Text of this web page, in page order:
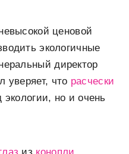
ценовой
экологичные
директор
уверяет, что расчески
экологии, но и очень